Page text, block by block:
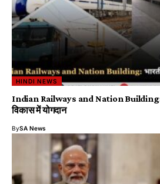
HINDI NEWS
Indian Railways and Nation Building:
विकास में योगदान
BySA News